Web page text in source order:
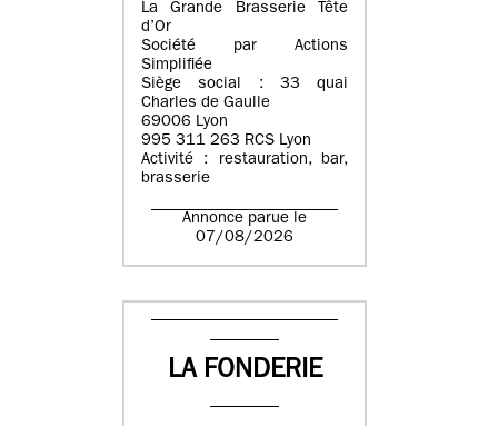
La Grande Brasserie Tête
d’Or
Société par Actions
Simplifiée
Siège social : 33 quai
Charles de Gaulle
69006 Lyon
995 311 263 RCS Lyon
Activité : restauration, bar,
brasserie
Annonce parue le
07/08/2026
LA FONDERIE